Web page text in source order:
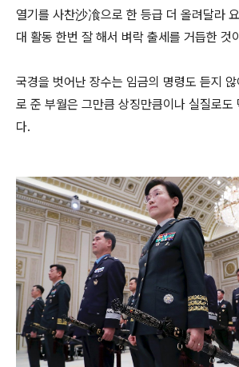
열기를 사찬沙飡으로 한 등급 더 올려달라
대 활동 한번 잘 해서 벼락 출세를 거듭한 것
국경을 벗어난 장수는 임금의 명령도 듣지
로 준 부월은 그만큼 상징만큼이나 실질로도
다.